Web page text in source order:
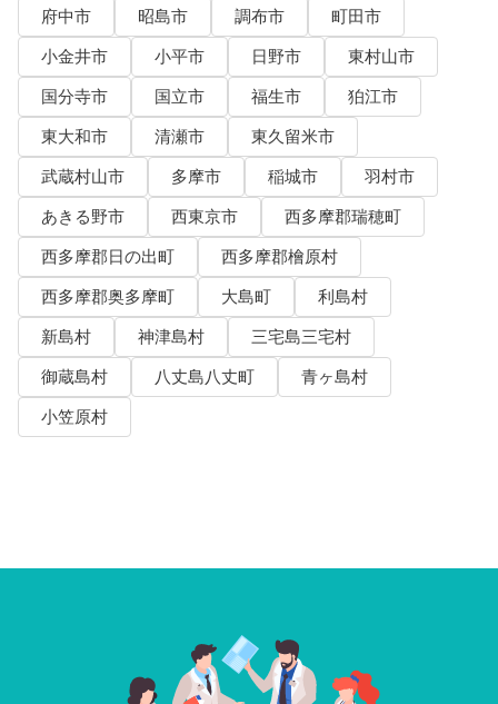
府中市
昭島市 調布市
町田市
小金井市
小平市 日野市
東村山市
国分寺市
国立市 福生市
狛江市
東大和市
清瀬市
東久留米市
武蔵村山市
多摩市 稲城市
羽村市
あきる野市
西東京市
西多摩郡瑞穂町
西多摩郡日の出町
西多摩郡檜原村
西多摩郡奥多摩町
大島町
利島村
新島村
神津島村
三宅島三宅村
御蔵島村
八丈島八丈町
青ヶ島村
小笠原村